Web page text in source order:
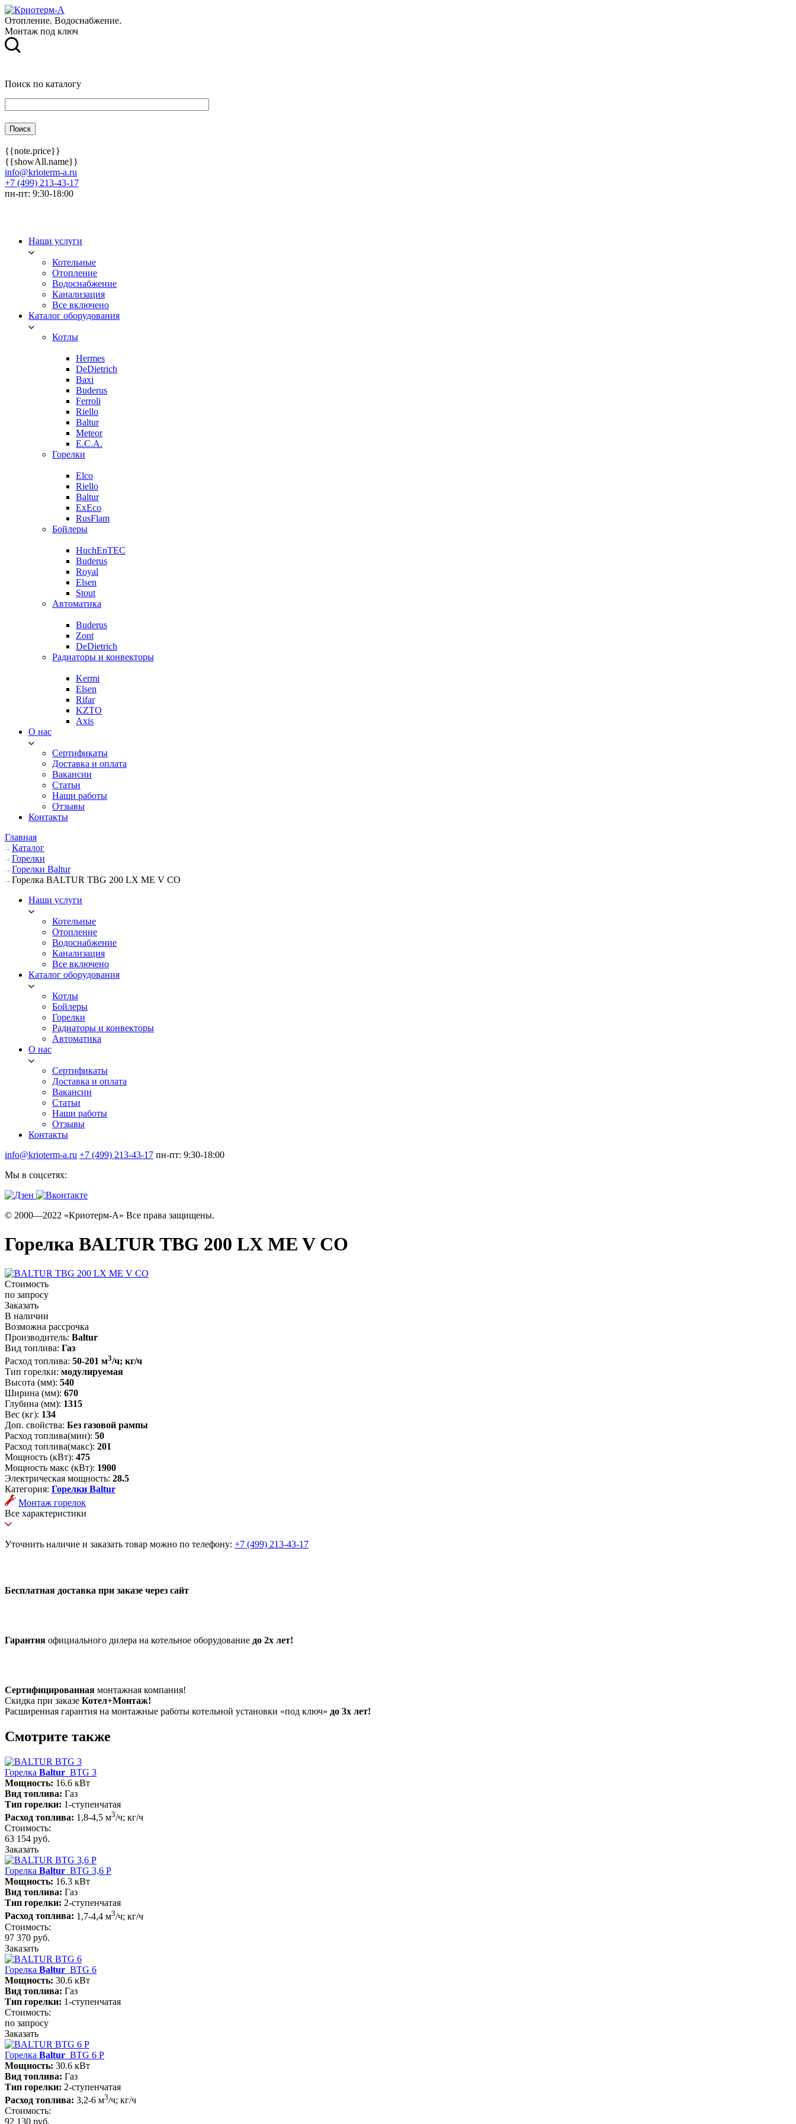
Отопление. Водоснабжение.
Монтаж под ключ
Поиск по каталогу
{{note.price}}
{{showAll.name}}
info@krioterm-a.ru
+7 (499) 213-43-17
пн-пт: 9:30-18:00
Наши услуги
Котельные
Отопление
Водоснабжение
Канализация
Все включено
Каталог оборудования
Котлы
Hermes
DeDietrich
Baxi
Buderus
Ferroli
Riello
Baltur
Meteor
E.C.A.
Горелки
Elco
Riello
Baltur
ExEco
RusFlam
Бойлеры
HuchEnTEC
Buderus
Royal
Elsen
Stout
Автоматика
Buderus
Zont
DeDietrich
Радиаторы и конвекторы
Kermi
Elsen
Rifar
KZTO
Axis
О нас
Сертификаты
Доставка и оплата
Вакансии
Статьи
Наши работы
Отзывы
Контакты
Главная
Каталог
Горелки
Горелки Baltur
Горелка BALTUR TBG 200 LX ME V CO
Наши услуги
Котельные
Отопление
Водоснабжение
Канализация
Все включено
Каталог оборудования
Котлы
Бойлеры
Горелки
Радиаторы и конвекторы
Автоматика
О нас
Сертификаты
Доставка и оплата
Вакансии
Статьи
Наши работы
Отзывы
Контакты
info@krioterm-a.ru +7 (499) 213-43-17 пн-пт: 9:30-18:00
Мы в соцсетях:
© 2000—2022 «Криотерм-А» Все права защищены.
Горелка BALTUR TBG 200 LX ME V CO
Стоимость
по запросу
Заказать
В наличии
Возможна рассрочка
Производитель: Baltur
Вид топлива: Газ
Расход топлива: 50-201 м3/ч; кг/ч
Тип горелки: модулируемая
Высота (мм): 540
Ширина (мм): 670
Глубина (мм): 1315
Вес (кг): 134
Доп. свойства: Без газовой рампы
Расход топлива(мин): 50
Расход топлива(макс): 201
Мощность (кВт): 475
Мощность макс (кВт): 1900
Электрическая мощность: 28.5
Категория: Горелки Baltur
Монтаж горелок
Все характеристики
Уточнить наличие и заказать товар можно по телефону: +7 (499) 213-43-17
Бесплатная доставка при заказе через сайт
Гарантия официального дилера на котельное оборудование до 2х лет!
Сертифицированная монтажная компания!
Скидка при заказе Котел+Монтаж!
Расширенная гарантия на монтажные работы котельной установки «под ключ» до 3х лет!
Смотрите также
Горелка Baltur BTG 3
Мощность: 16.6 кВт
Вид топлива: Газ
Тип горелки: 1-ступенчатая
Расход топлива: 1,8-4,5 м3/ч; кг/ч
Стоимость:
63 154 руб.
Заказать
Горелка Baltur BTG 3,6 P
Мощность: 16.3 кВт
Вид топлива: Газ
Тип горелки: 2-ступенчатая
Расход топлива: 1,7-4,4 м3/ч; кг/ч
Стоимость:
97 370 руб.
Заказать
Горелка Baltur BTG 6
Мощность: 30.6 кВт
Вид топлива: Газ
Тип горелки: 1-ступенчатая
Стоимость:
по запросу
Заказать
Горелка Baltur BTG 6 P
Мощность: 30.6 кВт
Вид топлива: Газ
Тип горелки: 2-ступенчатая
Расход топлива: 3,2-6 м3/ч; кг/ч
Стоимость:
92 130 руб.